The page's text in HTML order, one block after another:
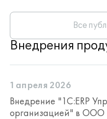
бухгалтерия,
из единого
Управление
процессами
организации
Все
Внедрения
1 апреля 2026
Внедрение "1С:ERP
организацией" в ООО